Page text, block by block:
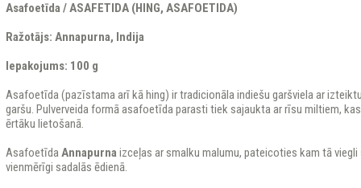
Asafoetīda / ASAFETIDA (HING, ASAFOETIDA)
Ražotājs: Annapurna, Indija
Iepakojums: 100 g
Asafoetīda (pazīstama arī kā hing) ir tradicionāla indiešu garšviela ar
garšu. Pulverveida formā asafoetīda parasti tiek sajaukta ar rīsu miltiem,
ērtāku lietošanā.
AsafoetīdaAnnapurnaizceļas ar smalku malumu, pateicoties kam tā
vienmērīgi sadalās ēdienā.